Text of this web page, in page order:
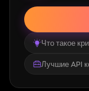
Что такое
Лучшие API